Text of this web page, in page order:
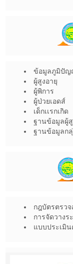
ข้อมูลภูมิปัญ
ผู้สูงอายุ
ผู้พิการ
ผู้ป่วยเอดส์
เด็กเเรกเกิด
ฐานข้อมูลผู้
ฐานข้อมูลก
กฎบัตรตรว
การจัดวาง
แบบประเมิ